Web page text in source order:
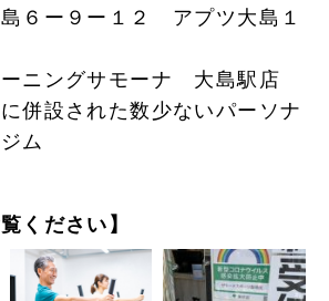
６ー９ー１２ アプツ大島１
ニングサモーナ 大島駅店
併設された数少ないパーソナ
ム
ください】